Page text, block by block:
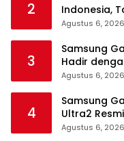
2
Indonesia,
Agustus 6, 2026
3
Samsung
Hadir
Agustus 6, 2026
4
Samsung
Ultra2
Wear Elite,
Agustus 6, 2026